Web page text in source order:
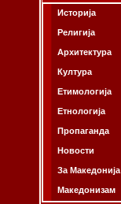
Историја
Религија
Архитектура
Култура
Етимологија
Етнологија
Пропаганда
Новости
За Македонија
Македонизам